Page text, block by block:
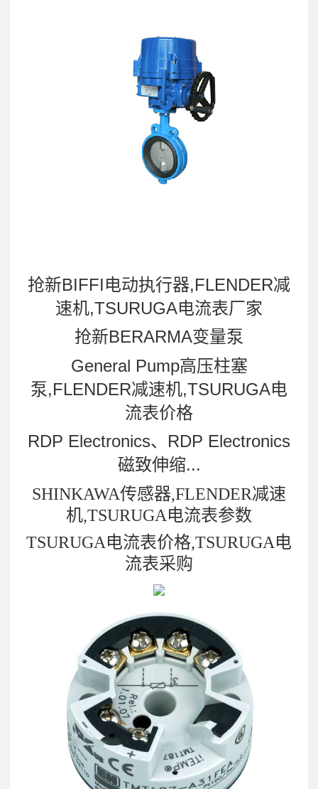
抢新BIFFI电动执行器,FLENDER减
速机,TSURUGA电流表厂家
抢新BERARMA变量泵
General Pump高压柱塞
泵,FLENDER减速机,TSURUGA电
流表价格
RDP Electronics、RDP Electronics
磁致伸缩...
SHINKAWA传感器,FLENDER减速
机,TSURUGA电流表参数
TSURUGA电流表价格,TSURUGA电
流表采购